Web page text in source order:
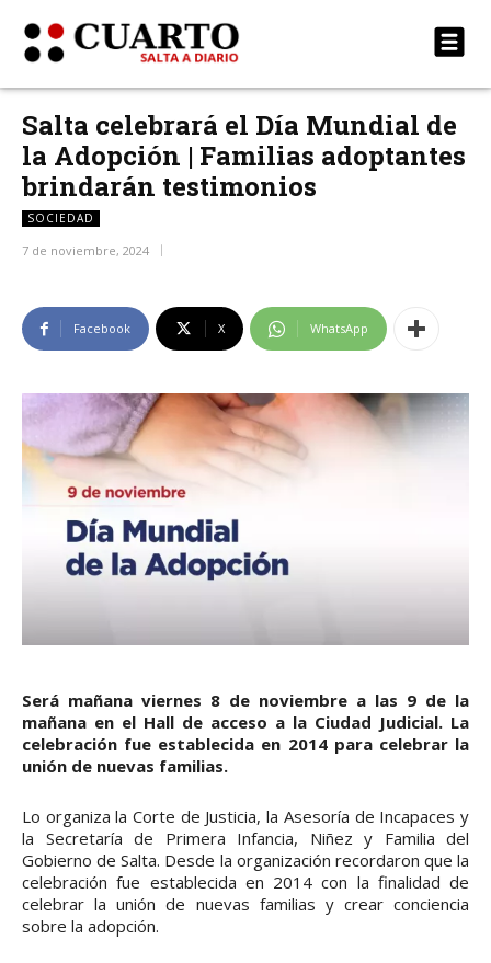
Salta celebrará el Día Mundial de
la Adopción | Familias adoptantes
brindarán testimonios
SOCIEDAD
7 de noviembre, 2024
Facebook X WhatsApp
Será mañana viernes 8 de noviembre a las 9 de la
mañana en el Hall de acceso a la Ciudad Judicial. La
celebración fue establecida en 2014 para celebrar la
unión de nuevas familias.
Lo organiza la Corte de Justicia, la Asesoría de Incapaces y
la Secretaría de Primera Infancia, Niñez y Familia del
Gobierno de Salta. Desde la organización recordaron que la
celebración fue establecida en 2014 con la finalidad de
celebrar la unión de nuevas familias y crear conciencia
sobre la adopción.